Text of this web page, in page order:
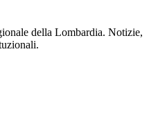
della Lombardia. Notizie,